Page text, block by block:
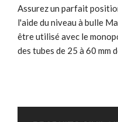
Assurez un parfait
l'aide du niveau à bulle
être utilisé avec le
des tubes de 25 à 60 mm